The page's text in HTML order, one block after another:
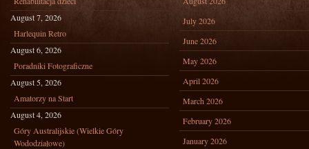
August 7, 2026
Harlequin Retro
August 6, 2026
Poradniki Fotograficzne
August 5, 2026
Amatorzy na Start
August 4, 2026
Góry Australijskie (Wielkie Góry
Wododziałowe)
July 2026
June 2026
May 2026
April 2026
March 2026
February 2026
January 2026